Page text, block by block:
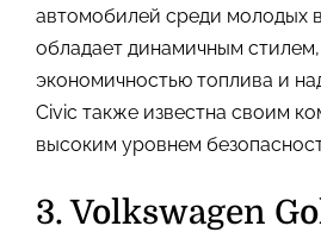
автомобилей среди молодых
обладает динамичным
экономичностью топлива и
Civic также известна своим
высоким уровнем
3. Volkswagen